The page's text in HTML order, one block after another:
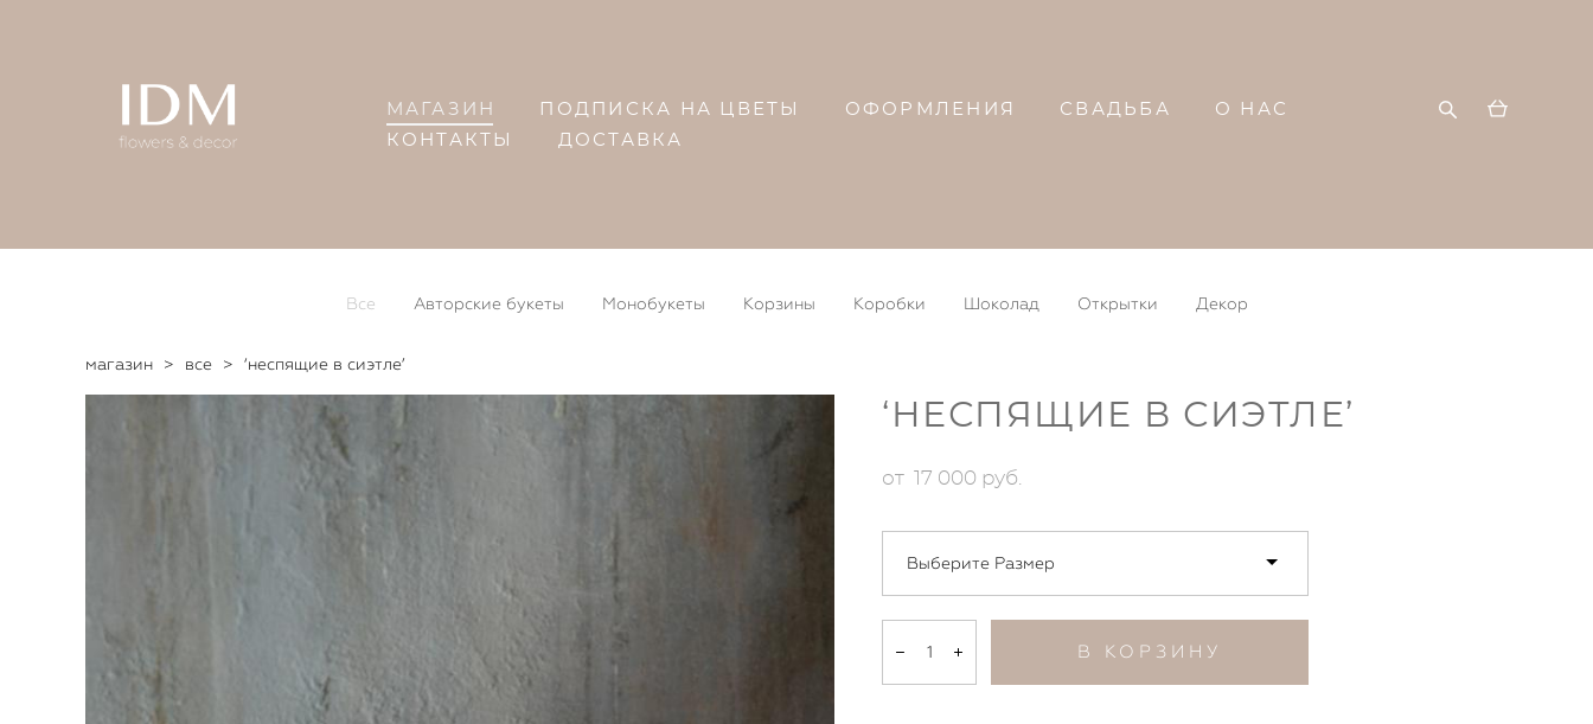
МАГАЗИН ПОДПИСКА НА ЦВЕТЫ ОФОРМЛЕНИЯ СВАДЬБА
О НАС
КОНТАКТЫ
ДОСТАВКА
Все Авторские букеты Монобукеты Корзины Коробки Шоколад Открытки Декор
магазин > все > ‘неспящие в сиэтле’
‘НЕСПЯЩИЕ В СИЭТЛЕ’
от 17 000 pуб.
Выберите Размер
В КОРЗИНУ